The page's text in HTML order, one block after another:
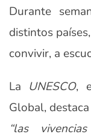
Durante
distintos
convivir, a
La UNESCO,
Global,
“las